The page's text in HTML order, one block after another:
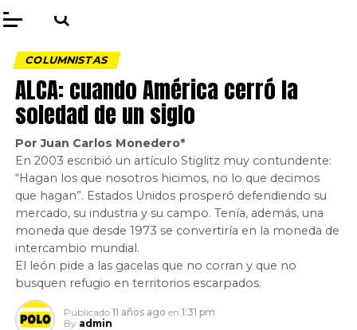
COLUMNISTAS
ALCA: cuando América cerró la
soledad de un siglo
Por Juan Carlos Monedero*
En 2003 escribió un artículo Stiglitz muy contundente:
“Hagan los que nosotros hicimos, no lo que decimos
que hagan”. Estados Unidos prosperó defendiendo su
mercado, su industria y su campo. Tenía, además, una
moneda que desde 1973 se convertiría en la moneda de
intercambio mundial.
El león pide a las gacelas que no corran y que no
busquen refugio en territorios escarpados.
Publicado 11 años ago en 1:31 pm
By admin